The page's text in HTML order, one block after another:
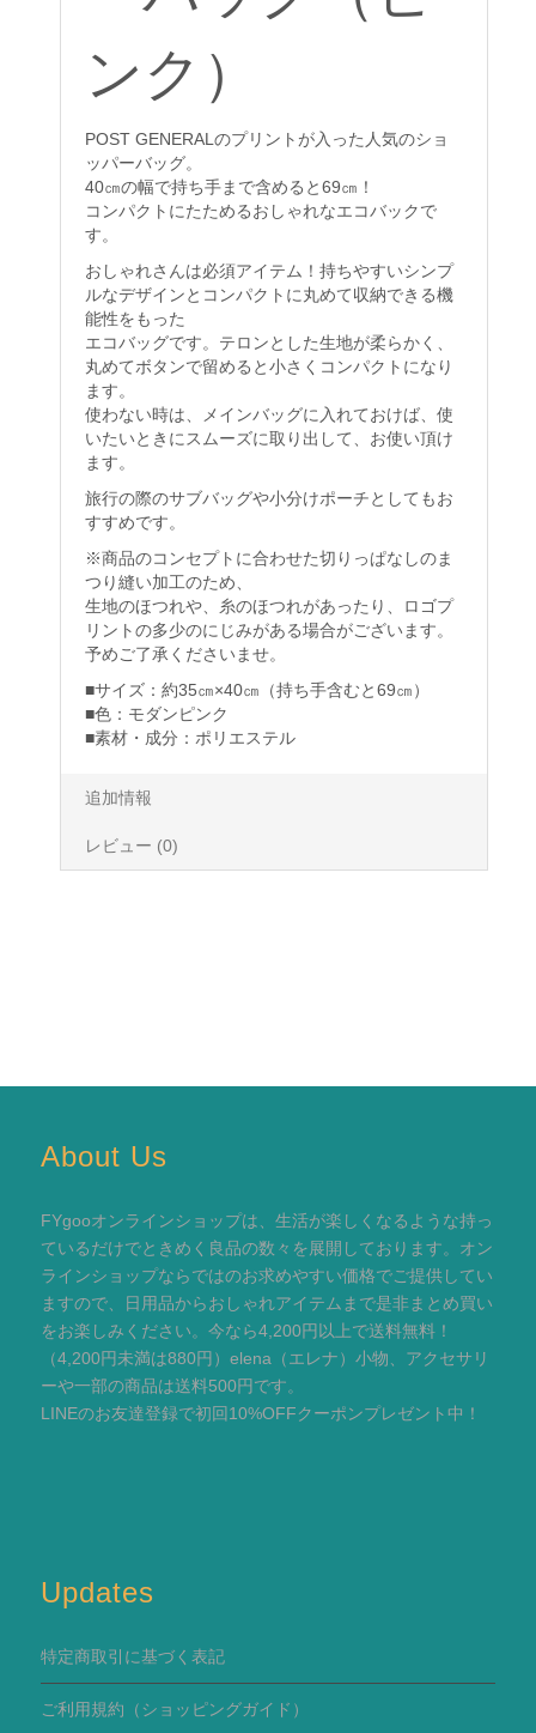
ンク）
POST GENERALのプリントが入った人気のショ
ッパーバッグ。
40㎝の幅で持ち手まで含めると69㎝！
コンパクトにたためるおしゃれなエコバックで
す。
おしゃれさんは必須アイテム！持ちやすいシンプ
ルなデザインとコンパクトに丸めて収納できる機
能性をもった
エコバッグです。テロンとした生地が柔らかく、
丸めてボタンで留めると小さくコンパクトになり
ます。
使わない時は、メインバッグに入れておけば、使
いたいときにスムーズに取り出して、お使い頂け
ます。
旅行の際のサブバッグや小分けポーチとしてもお
すすめです。
※商品のコンセプトに合わせた切りっぱなしのま
つり縫い加工のため、
生地のほつれや、糸のほつれがあったり、ロゴプ
リントの多少のにじみがある場合がございます。
予めご了承くださいませ。
■サイズ：約35㎝×40㎝（持ち手含むと69㎝）
■色：モダンピンク
■素材・成分：ポリエステル
追加情報
レビュー (0)
About Us
FYgooオンラインショップは、生活が楽しくなるような持っ
ているだけでときめく良品の数々を展開しております。オン
ラインショップならではのお求めやすい価格でご提供してい
ますので、日用品からおしゃれアイテムまで是非まとめ買い
をお楽しみください。今なら4,200円以上で送料無料！
（4,200円未満は880円）elena（エレナ）小物、アクセサリ
ーや一部の商品は送料500円です。
LINEのお友達登録で初回10%OFFクーポンプレゼント中！
Updates
特定商取引に基づく表記
ご利用規約 （ショッピングガイド）